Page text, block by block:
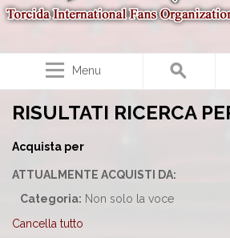
Menu
RISULTATI RICERCA
Acquista per
ATTUALMENTE ACQUISTI DA:
Categoria: Non solo la voce
Cancella tutto